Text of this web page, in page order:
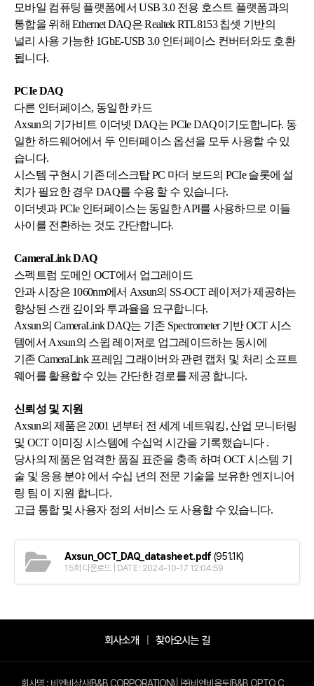
모바일 컴퓨팅 플랫폼에서 USB 3.0 전용 호스트 플랫폼과의
통합을 위해 Ethernet DAQ은 Realtek RTL8153 칩셋 기반의
널리 사용 가능한 1GbE-USB 3.0 인터페이스 컨버터와도 호환
됩니다.
PCIe DAQ
다른 인터페이스, 동일한 카드
Axsun의 기가비트 이더넷 DAQ는 PCIe DAQ이기도합니다. 동
일한 하드웨어에서 두 인터페이스 옵션을 모두 사용할 수 있
습니다.
시스템 구현시 기존 데스크탑 PC 마더 보드의 PCIe 슬롯에 설
치가 필요한 경우 DAQ를 수용 할 수 있습니다.
이더넷과 PCIe 인터페이스는 동일한 API를 사용하므로 이들
사이를 전환하는 것도 간단합니다.
CameraLink DAQ
스펙트럼 도메인 OCT에서 업그레이드
안과 시장은 1060nm에서 Axsun의 SS-OCT 레이저가 제공하는
향상된 스캔 깊이와 투과율을 요구합니다.
Axsun의 CameraLink DAQ는 기존 Spectrometer 기반 OCT 시스
템에서 Axsun의 스윕 레이저로 업그레이드하는 동시에
기존 CameraLink 프레임 그래이버와 관련 캡처 및 처리 소프트
웨어를 활용할 수 있는 간단한 경로를 제공 합니다.
신뢰성 및 지원
Axsun의 제품은 2001 년부터 전 세계 네트워킹, 산업 모니터링
및 OCT 이미징 시스템에 수십억 시간을 기록했습니다 .
당사의 제품은 엄격한 품질 표준을 충족 하며 OCT 시스템 기
술 및 응용 분야 에서 수십 년의 전문 기술을 보유한 엔지니어
링 팀 이 지원 합니다.
고급 통합 및 사용자 정의 서비스 도 사용할 수 있습니다.
Axsun_OCT_DAQ_datasheet.pdf (951.1K)
15회 다운로드 | DATE : 2024-10-17 12:04:59
회사소개 찾아오시는 길
사이트 정보
회사명 : 비엔비상사(B&B CORPORATION)│㈜비엔비옵토(B&B OPTO C